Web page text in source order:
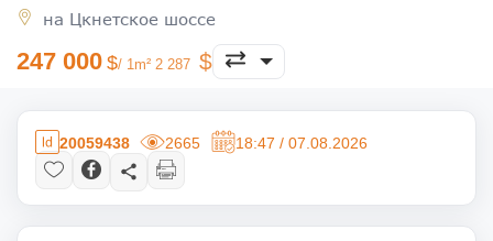
на Цкнетское шоссе
247 000 / 1m² 2 287
20059438 2665 18:47 / 07.08.2026